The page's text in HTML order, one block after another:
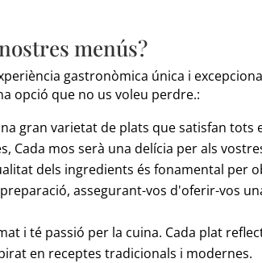
menús?
gastronòmica única i
opció que no us voleu perdre.:
gran varietat de plats que satisfan tots
mos serà una delícia per als
dels ingredients és fonamental per
assegurant-vos d'oferir-vos
i té passió per la cuina. Cada plat
en receptes tradicionals i modernes.